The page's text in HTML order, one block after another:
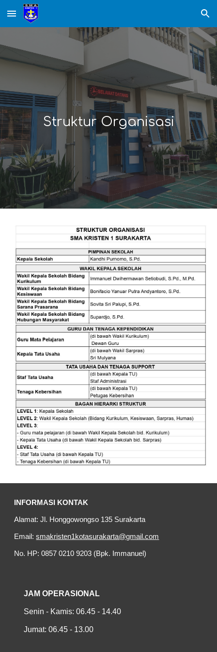
Skip to main content Skip to navigation
Struktur Organisasi
INFORMASI KONTAK
Alamat: Jl. Honggowongso 135 Surakarta
Email:smakristen1kotasurakarta@gmail.com
No. HP: 0857 0210 9203 (Bpk. Immanuel)
JAM OPERASIONAL
Senin - Kamis: 06.45 - 14.40
Jumat: 06.45 - 13.00